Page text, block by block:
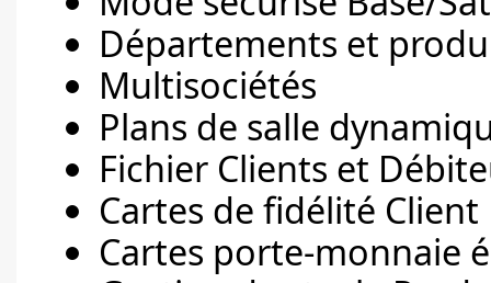
Départements et
Multisociétés
Plans de salle
Fichier Clients et
Cartes de fidélité Client
Cartes porte-monnaie